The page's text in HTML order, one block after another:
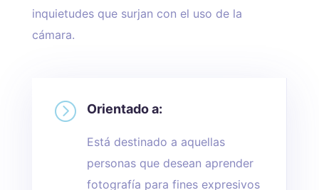
inquietudes que surjan con el uso de la
cámara.
= Orientado a:
Está destinado a aquellas
personas que desean aprender
fotografía para fines expresivos